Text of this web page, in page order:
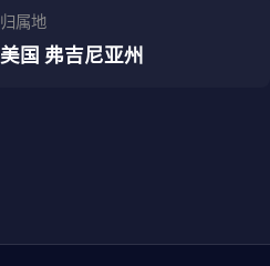
归属地
美国 弗吉尼亚州